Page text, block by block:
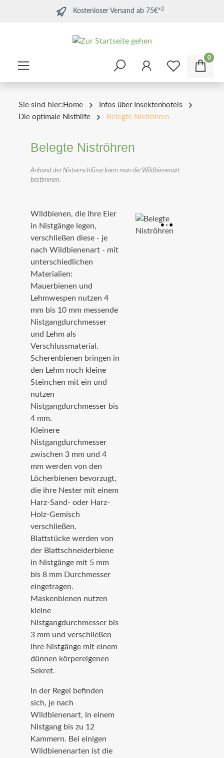
Kostenloser Versand ab 75€*2
0
Sie sind hier: Home
Infos über Insektenhotels
Die optimale Nisthilfe
Belegte Niströhren
Belegte Niströhren
Anhand der Nistverschlüsse kann man die Wildbienenart
bestimmen.
Wildbienen, die ihre Eier
in Nistgänge legen,
verschließen diese - je
nach Wildbienenart - mit
unterschiedlichen
Materialien:
Mauerbienen und
Lehmwespen nutzen 4
mm bis 10 mm messende
Nistgangdurchmesser
und Lehm als
Verschlussmaterial.
Scherenbienen bringen in
den Lehm noch kleine
Steinchen mit ein und
nutzen
Nistgangdurchmesser bis
4 mm.
Kleinere
Nistgangdurchmesser
zwischen 3 mm und 4
mm werden von den
Löcherbienen bevorzugt,
die ihre Nester mit einem
Harz-Sand- oder Harz-
Holz-Gemisch
verschließen.
Blattstücke werden von
der Blattschneiderbiene
in Nistgänge mit 5 mm
bis 8 mm Durchmesser
eingetragen.
Maskenbienen nutzen
kleine
Nistgangdurchmesser bis
3 mm und verschließen
ihre Nistgänge mit einem
dünnen körpereigenen
Sekret.
In der Regel befinden
sich, je nach
Wildbienenart, in einem
Nistgang bis zu 12
Kammern. Bei einigen
Wildbienenarten ist die